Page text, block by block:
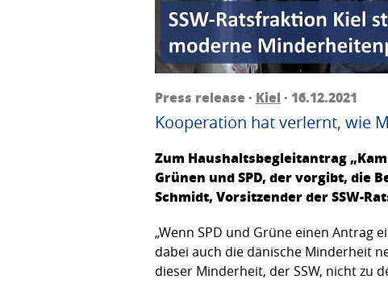
Press release · Kiel · 16.12.2021
Kooperation hat verlernt, wie
Zum Haushaltsbegleitantrag
Grünen und SPD, der vorgibt, die
Schmidt, Vorsitzender der SSW-
„Wenn SPD und Grüne einen
dabei auch die dänische Minderheit
dieser Minderheit, der SSW, nicht zu